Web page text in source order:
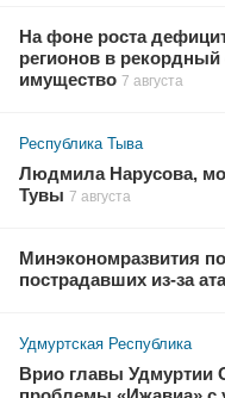
На фоне роста
регионов в
имущество 7 августа
Республика Тыва
Людмила Нарусова,
Тувы 7 августа
Минэкономразвития
пострадавших из-за
Удмуртская Республика
Врио главы Удмуртии